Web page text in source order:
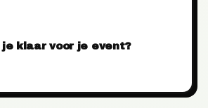
je klaar voor je event?